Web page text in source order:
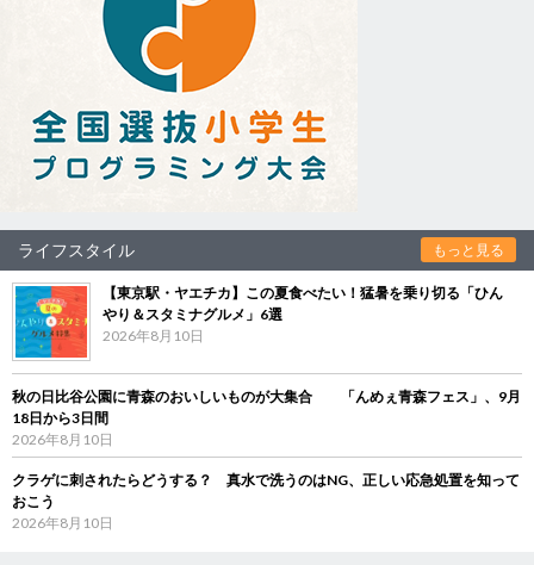
ライフスタイル もっと見る
【東京駅・ヤエチカ】この夏食べたい！猛暑を乗り切る「ひん
やり＆スタミナグルメ」6選
2026年8月10日
秋の日比谷公園に青森のおいしいものが大集合 「んめぇ青森フェス」、9月
18日から3日間
2026年8月10日
クラゲに刺されたらどうする？ 真水で洗うのはNG、正しい応急処置を知って
おこう
2026年8月10日